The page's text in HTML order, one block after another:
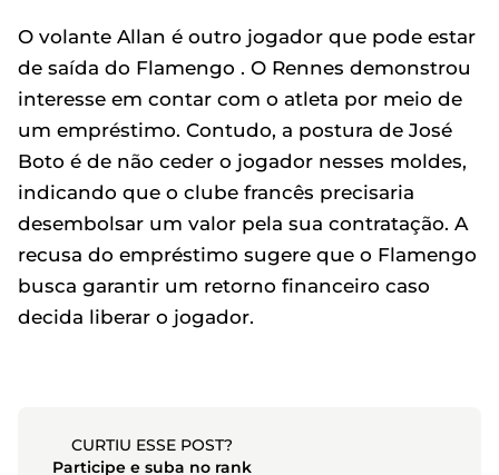
O volante Allan é outro jogador que pode estar
de saída do Flamengo . O Rennes demonstrou
interesse em contar com o atleta por meio de
um empréstimo. Contudo, a postura de José
Boto é de não ceder o jogador nesses moldes,
indicando que o clube francês precisaria
desembolsar um valor pela sua contratação. A
recusa do empréstimo sugere que o Flamengo
busca garantir um retorno financeiro caso
decida liberar o jogador.
CURTIU ESSE POST?
Participe e suba no rank